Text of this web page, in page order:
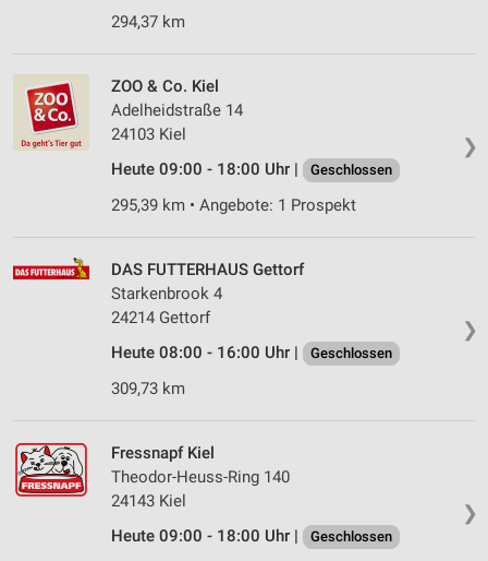
294,37 km
❯
ZOO & Co. Kiel
Adelheidstraße 14
24103 Kiel
Heute 09:00 - 18:00 Uhr |
Geschlossen
295,39 km • Angebote: 1 Prospekt
❯
DAS FUTTERHAUS Gettorf
Starkenbrook 4
24214 Gettorf
Heute 08:00 - 16:00 Uhr |
Geschlossen
309,73 km
❯
Fressnapf Kiel
Theodor-Heuss-Ring 140
24143 Kiel
Heute 09:00 - 18:00 Uhr |
Geschlossen